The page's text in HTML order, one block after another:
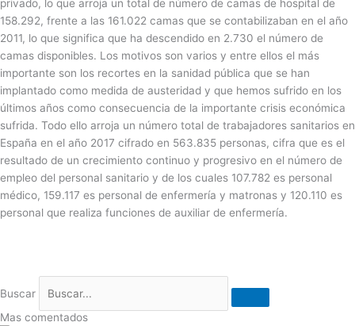
privado, lo que arroja un total de número de camas de hospital de
158.292, frente a las 161.022 camas que se contabilizaban en el año
2011, lo que significa que ha descendido en 2.730 el número de
camas disponibles. Los motivos son varios y entre ellos el más
importante son los recortes en la sanidad pública que se han
implantado como medida de austeridad y que hemos sufrido en los
últimos años como consecuencia de la importante crisis económica
sufrida. Todo ello arroja un número total de trabajadores sanitarios en
España en el año 2017 cifrado en 563.835 personas, cifra que es el
resultado de un crecimiento continuo y progresivo en el número de
empleo del personal sanitario y de los cuales 107.782 es personal
médico, 159.117 es personal de enfermería y matronas y 120.110 es
personal que realiza funciones de auxiliar de enfermería.
Buscar
Mas comentados